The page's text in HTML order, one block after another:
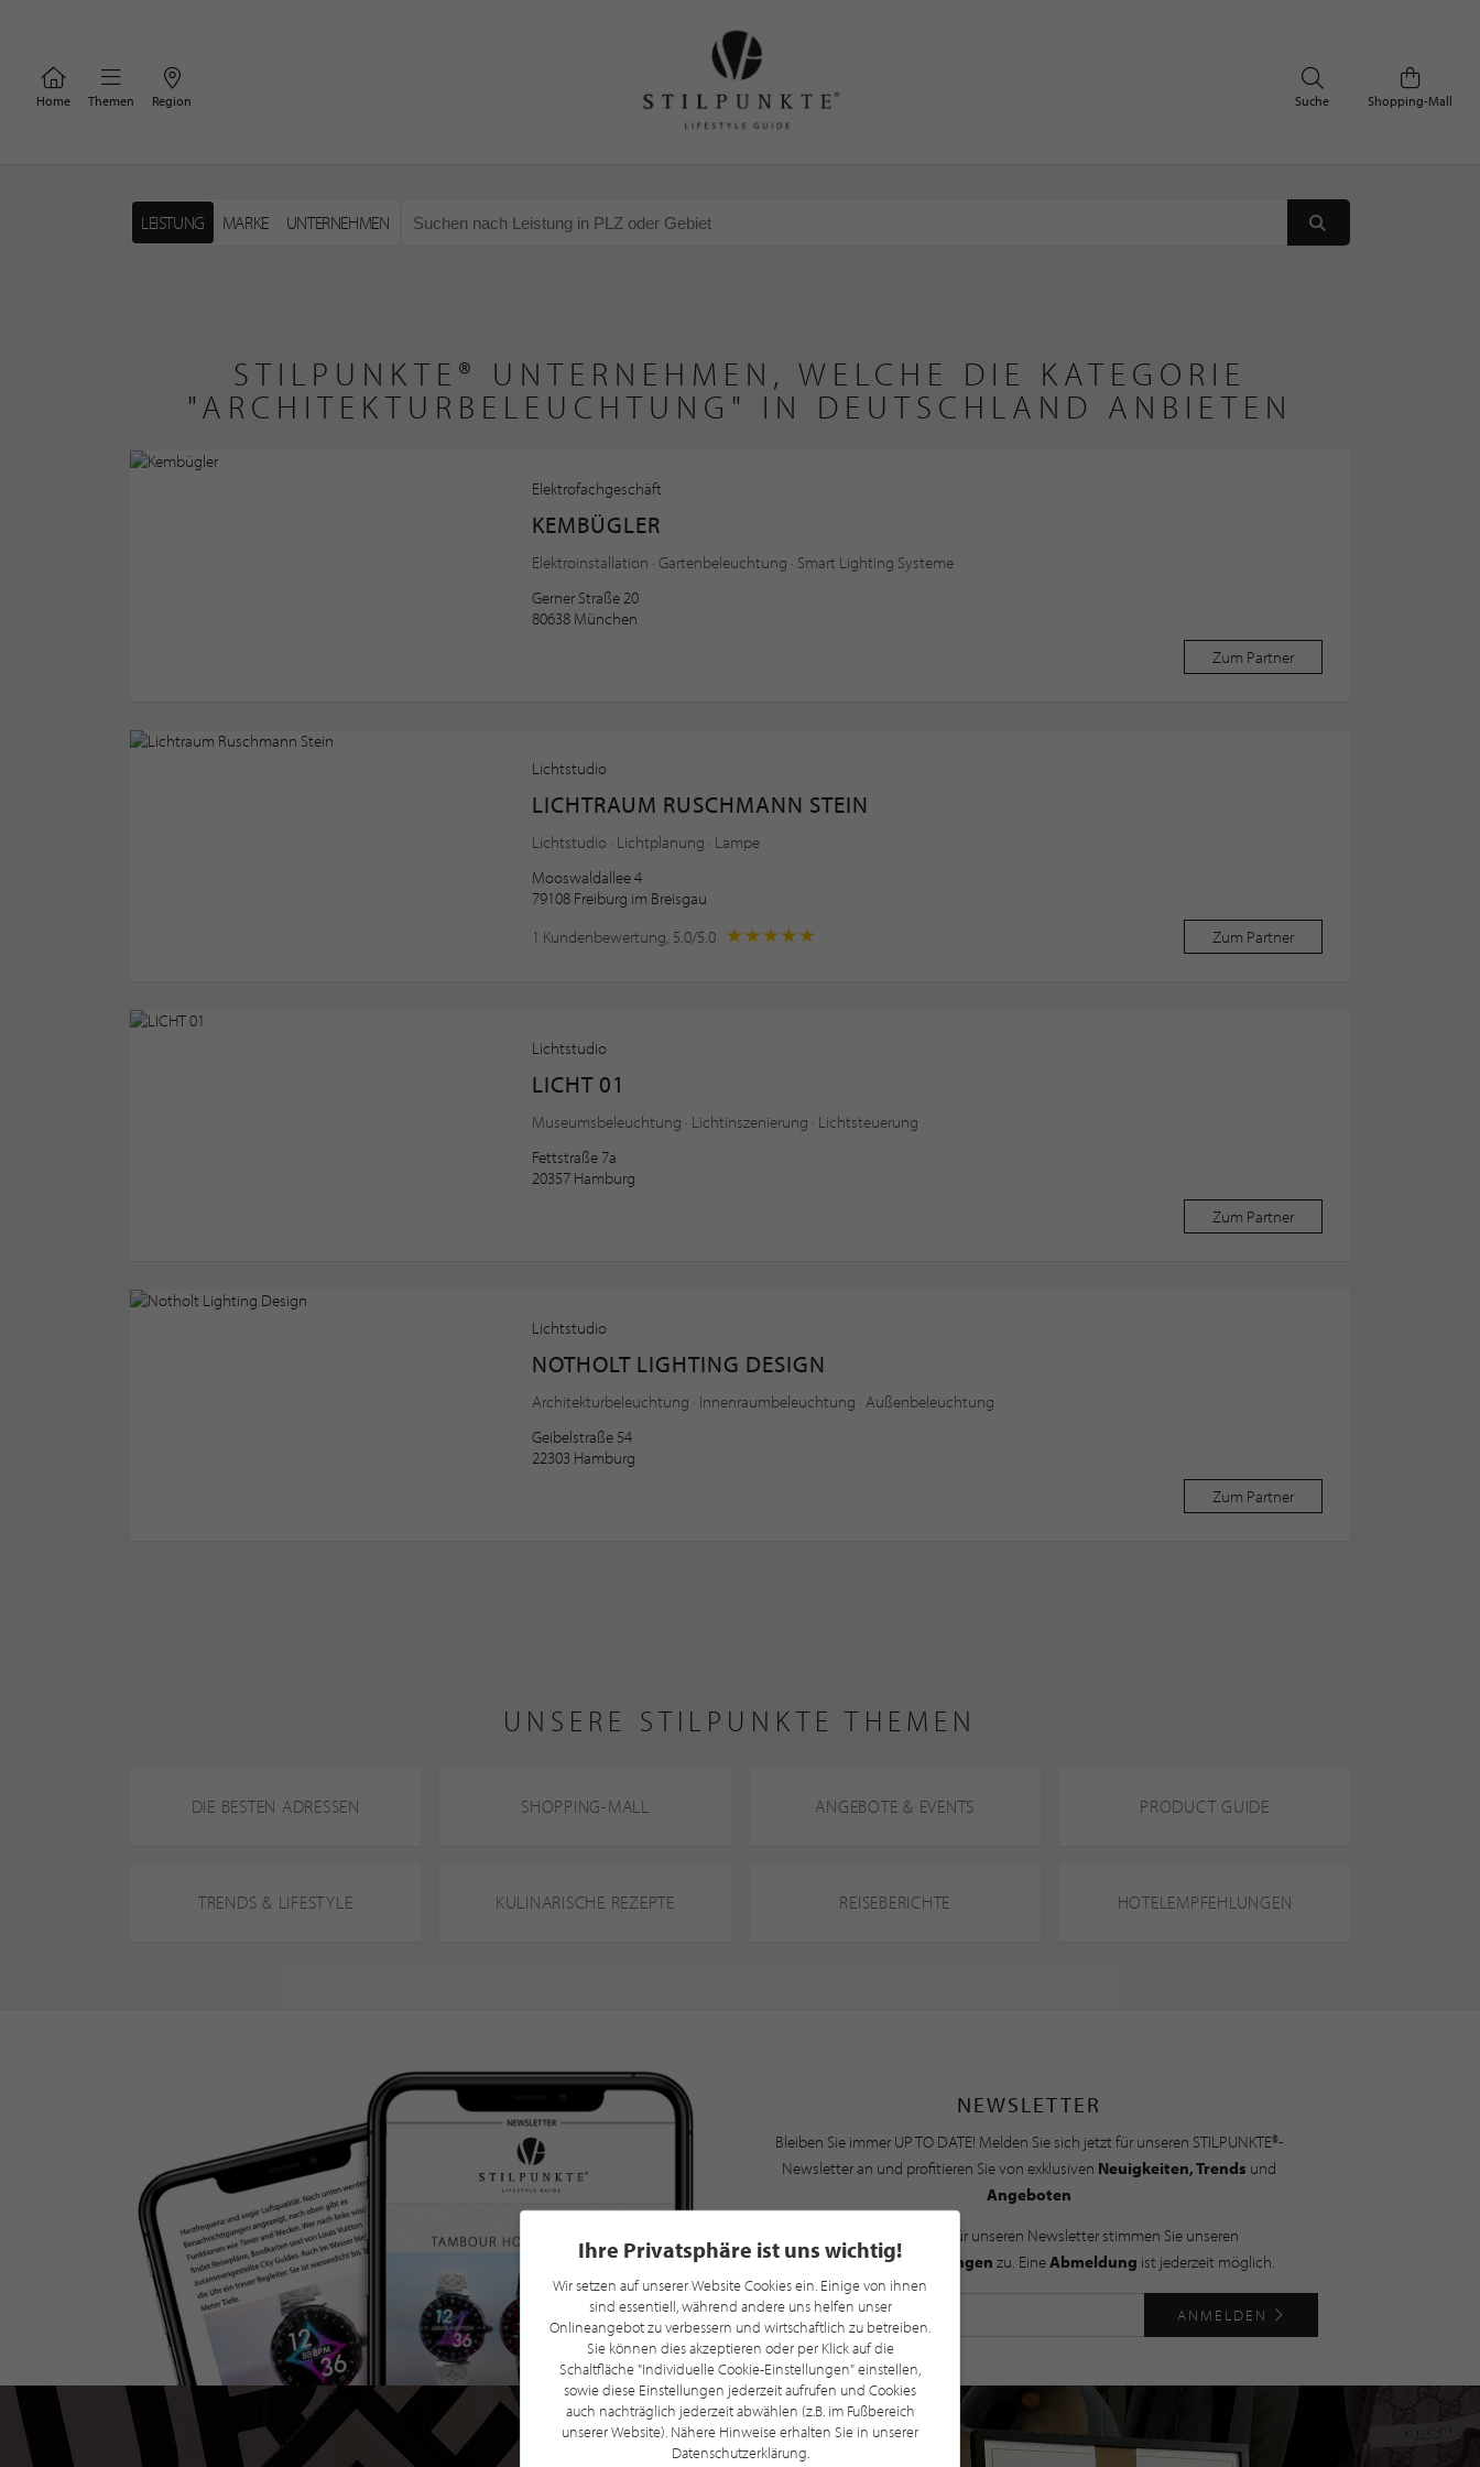
Home Themen Region Shopping-Mall
Suche
LEISTUNG MARKE UNTERNEHMEN
STILPUNKTE® UNTERNEHMEN, WELCHE DIE KATEGORIE
"ARCHITEKTURBELEUCHTUNG" IN DEUTSCHLAND ANBIETEN
Elektrofachgeschäft
KEMBÜGLER
Elektroinstallation · Gartenbeleuchtung · Smart Lighting Systeme
Gerner Straße 20
80638 München
Zum Partner
Lichtstudio
LICHTRAUM RUSCHMANN STEIN
Lichtstudio · Lichtplanung · Lampe
Mooswaldallee 4
79108 Freiburg im Breisgau
1 Kundenbewertung, 5.0/5.0
Zum Partner
Lichtstudio
LICHT 01
Museumsbeleuchtung · Lichtinszenierung · Lichtsteuerung
Fettstraße 7a
20357 Hamburg
Zum Partner
Lichtstudio
NOTHOLT LIGHTING DESIGN
Architekturbeleuchtung · Innenraumbeleuchtung · Außenbeleuchtung
Geibelstraße 54
22303 Hamburg
Zum Partner
UNSERE STILPUNKTE THEMEN
DIE BESTEN ADRESSEN SHOPPING-MALL ANGEBOTE & EVENTS PRODUCT GUIDE
TRENDS & LIFESTYLE KULINARISCHE REZEPTE REISEBERICHTE HOTELEMPFEHLUNGEN
NEWSLETTER
Bleiben Sie immer UP TO DATE! Melden Sie sich jetzt für unseren STILPUNKTE®-
Newsletter an und profitieren Sie von exklusiven Neuigkeiten, Trends und
Angeboten
Mit der Anmeldung für unseren Newsletter stimmen Sie unseren
Datenschutzbestimmungen zu. EineAbmeldung ist jederzeit möglich.
ANMELDEN
Ihre Privatsphäre ist uns wichtig!
Wir setzen auf unserer Website Cookies ein. Einige von ihnen
sind essentiell, während andere uns helfen unser
Onlineangebot zu verbessern und wirtschaftlich zu betreiben.
Sie können dies akzeptieren oder per Klick auf die
Schaltfläche "Individuelle Cookie-Einstellungen" einstellen,
sowie diese Einstellungen jederzeit aufrufen und Cookies
auch nachträglich jederzeit abwählen (z.B. im Fußbereich
unserer Website). Nähere Hinweise erhalten Sie in unserer
Datenschutzerklärung.